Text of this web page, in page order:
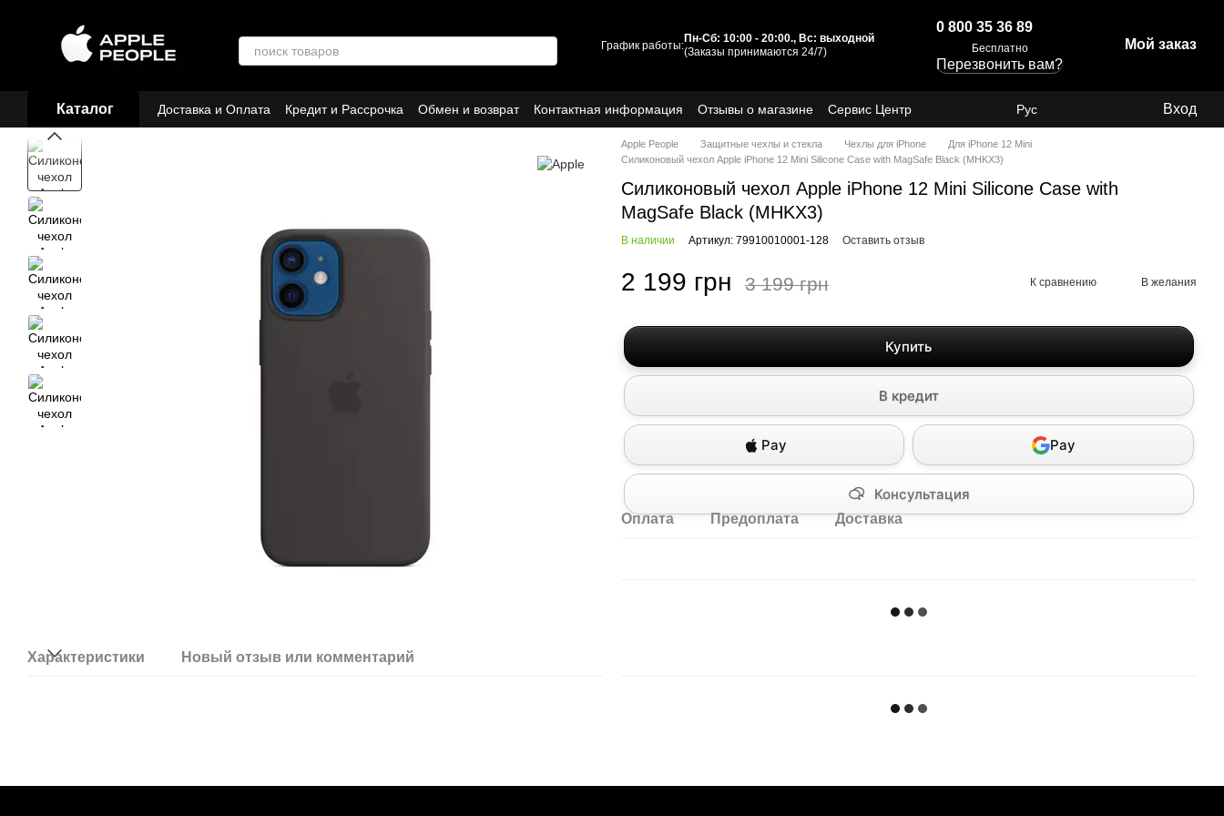
График работы:
Пн-Сб: 10:00 - 20:00., Вс: выходной
(Заказы принимаются 24/7)
0 800 35 36 89
Бесплатно
Перезвонить вам?
Мой заказ
Каталог Доставка и Оплата Кредит и Рассрочка Обмен и возврат Контактная информация Отзывы о магазине
Сервис Центр
Договор публичной оферты
Партнёры О нас
Рус Вход
Характеристики Новый отзыв или комментарий
Apple People Защитные чехлы и стекла Чехлы для iPhone
Для iPhone 12 Mini
Силиконовый чехол Apple iPhone 12 Mini Silicone Case with MagSafe Black (MHKX3)
Силиконовый чехол Apple iPhone 12 Mini Silicone Case with
MagSafe Black (MHKX3)
В наличии Артикул: 79910010001-128 Оставить отзыв
2 199 грн 3 199 грн К сравнению В желания
Купить
В кредит
Консультация
Pay Pay
Оплата Предоплата Доставка